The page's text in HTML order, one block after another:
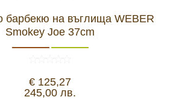
барбекю на въглища WEBER
Smokey Joe 37cm
€ 125,27
245,00 лв.